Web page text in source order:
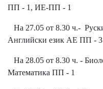
ПП - 1, ИЕ-ПП - 1
На 27.05 от 8.30 ч.-
Английски език АЕ ПП - 3
На 28.05 от 8.30 ч. -
Математика ПП - 1